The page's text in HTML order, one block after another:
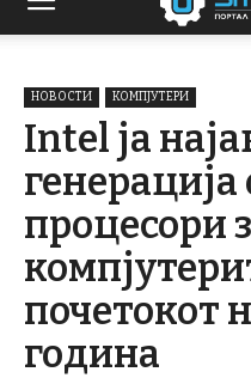
НОВОСТИ КОМПЈУТЕРИ
Intel ја
процесори
почетокот
година